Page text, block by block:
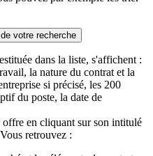
votre recherche
dans la liste, s'affichent :
la nature du contrat et la
si précisé, les 200
du poste, la date de
offre en cliquant sur son intitulé
retrouvez :